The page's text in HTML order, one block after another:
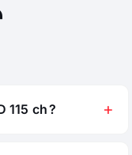
115 ch ?